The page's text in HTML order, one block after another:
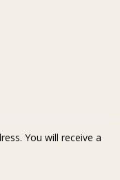
You will receive a